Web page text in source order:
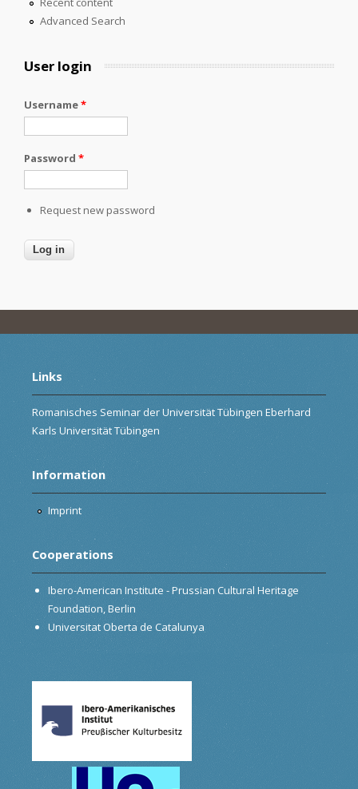
Advanced Search
User login
Username*
Password *
Request new password
Links
Romanisches Seminar der Universität Tübingen Eberhard
Karls Universität Tübingen
Information
Imprint
Cooperations
Ibero-American Institute - Prussian Cultural Heritage
Foundation, Berlin
Universitat Oberta de Catalunya